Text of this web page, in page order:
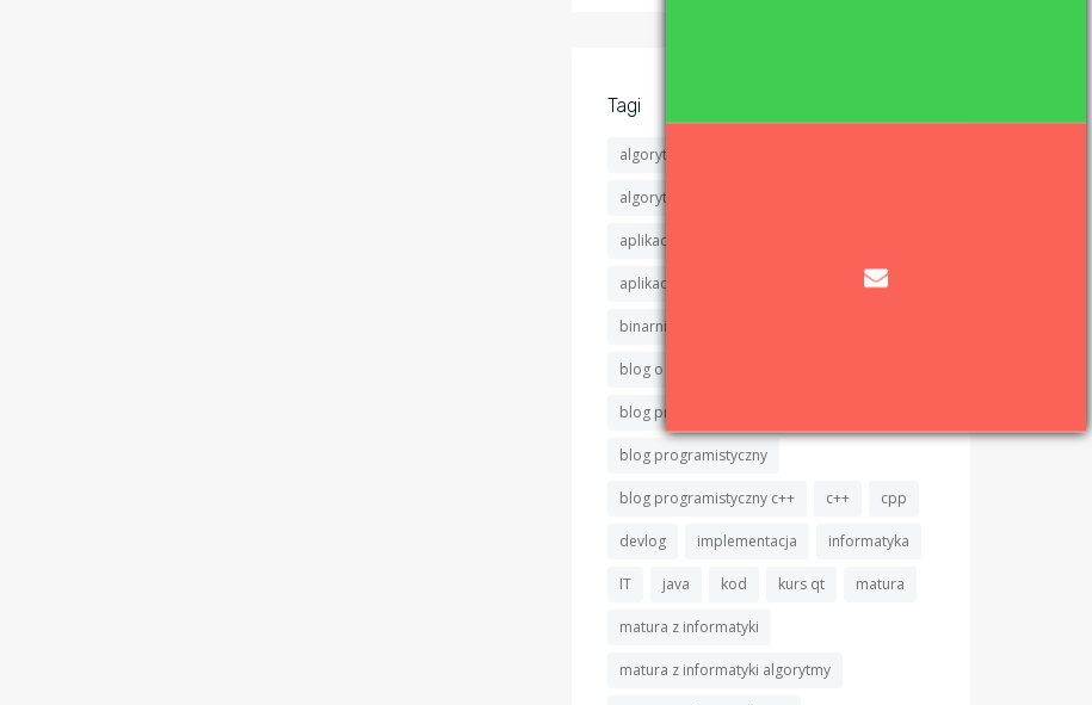
Tagi
algorytm
algorytmy sortujące
aplikacje okienkowe
aplikacje okienkowe c++ binarnie
binarnie.pl
blog o programowaniu
blog programisty
blog programistyczny
blog programistyczny c++ c++ cpp
devlog implementacja informatyka
IT java kod kurs qt matura
matura z informatyki
matura z informatyki algorytmy